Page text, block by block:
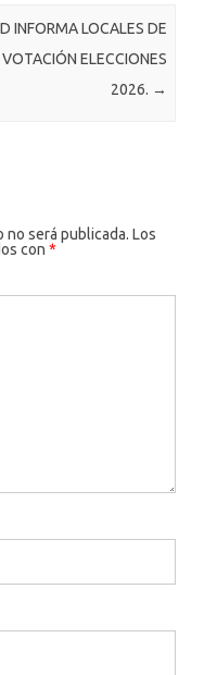
INFORMA LOCALES DE
VOTACIÓN ELECCIONES
2026. →
será publicada. Los
con *